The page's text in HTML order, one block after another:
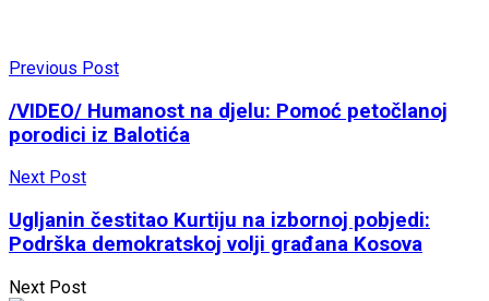
Previous Post
/VIDEO/ Humanost na djelu: Pomoć petočlanoj
porodici iz Balotića
Next Post
Ugljanin čestitao Kurtiju na izbornoj pobjedi:
Podrška demokratskoj volji građana Kosova
Next Post